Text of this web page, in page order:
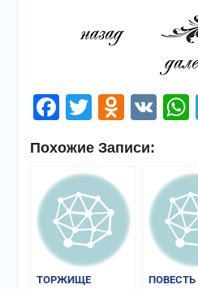
Facebook
TwitterVK
Похожие Записи:
ТОРЖИЩЕ
ПОВЕСТЬ